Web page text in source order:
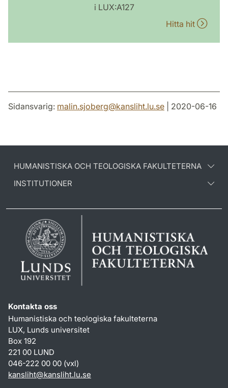
i LUX:A127
Hitta hit
Sidansvarig: malin.sjoberg@kansliht.lu.se | 2020-06-16
HUMANISTISKA OCH TEOLOGISKA FAKULTETERNA
INSTITUTIONER
Kontakta oss
Humanistiska och teologiska fakulteterna
LUX, Lunds universitet
Box 192
221 00 LUND
046-222 00 00 (vxl)
kansliht@kansliht.lu.se